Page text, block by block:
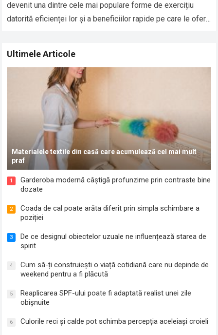
devenit una dintre cele mai populare forme de exercițiu
datorită eficienței lor și a beneficiilor rapide pe care le oferă
Ultimele Articole
Materialele textile din casă care acumulează cel mai mult
praf
1
Garderoba modernă câștigă profunzime prin contraste bine
dozate
2
Coada de cal poate arăta diferit prin simpla schimbare a
poziției
3
De ce designul obiectelor uzuale ne influențează starea de
spirit
4
Cum să-ți construiești o viață cotidiană care nu depinde de
weekend pentru a fi plăcută
5
Reaplicarea SPF-ului poate fi adaptată realist unei zile
obișnuite
6 Culorile reci și calde pot schimba percepția aceleiași croieli